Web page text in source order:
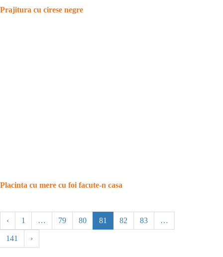
Prajitura cu cirese negre
Placinta cu mere cu foi facute-n casa
‹ 1 … 79 80 81 82 83 …
141 ›